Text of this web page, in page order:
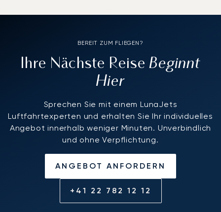
BEREIT ZUM FLIEGEN?
Ihre Nächste ReiseBeginnt
Hier
Sprechen Sie mit einem LunaJets
Luftfahrtexperten und erhalten Sie Ihr individuelles
Angebot innerhalb weniger Minuten. Unverbindlich
und ohne Verpflichtung.
ANGEBOT ANFORDERN
+41 22 782 12 12